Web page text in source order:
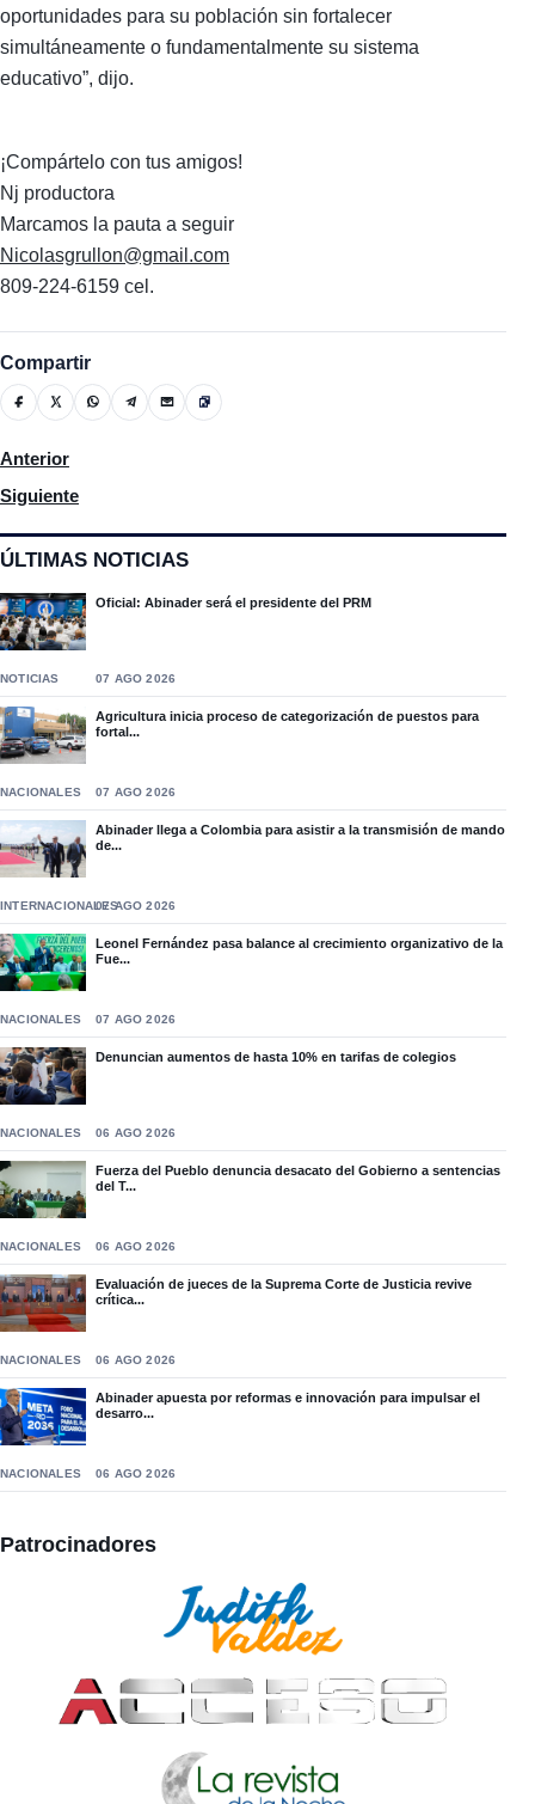
ÚLTIMAS NOTICIAS
Oficial: Abinader será el presidente del PRM
NOTICIAS 07 AGO 2026
Agricultura inicia proceso de categorización de puestos para
fortal...
NACIONALES 07 AGO 2026
Abinader llega a Colombia para asistir a la transmisión de mando
de...
INTERNACIONALES07 AGO 2026
Leonel Fernández pasa balance al crecimiento organizativo de la
Fue...
NACIONALES 07 AGO 2026
Denuncian aumentos de hasta 10% en tarifas de colegios
NACIONALES 06 AGO 2026
Fuerza del Pueblo denuncia desacato del Gobierno a sentencias
del T...
NACIONALES 06 AGO 2026
Evaluación de jueces de la Suprema Corte de Justicia revive
crítica...
NACIONALES 06 AGO 2026
Abinader apuesta por reformas e innovación para impulsar el
desarro...
NACIONALES 06 AGO 2026
oportunidades para su población sin fortalecer
simultáneamente o fundamentalmente su sistema
educativo”, dijo.
¡Compártelo con tus amigos!
Nj productora
Marcamos la pauta a seguir
Nicolasgrullon@gmail.com
809-224-6159 cel.
Compartir
Artículo anterior: Gobierno "ajustará" precios de los
Anterior
Artículo siguiente: Pasajeros de motocicletas incumplen uso
Siguiente
Patrocinadores